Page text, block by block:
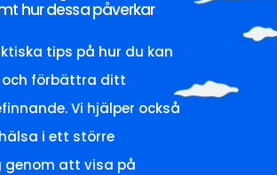
hur dessa påverkar
tips på hur du kan
och förbättra ditt
Vi hjälper också
i ett större
att visa på